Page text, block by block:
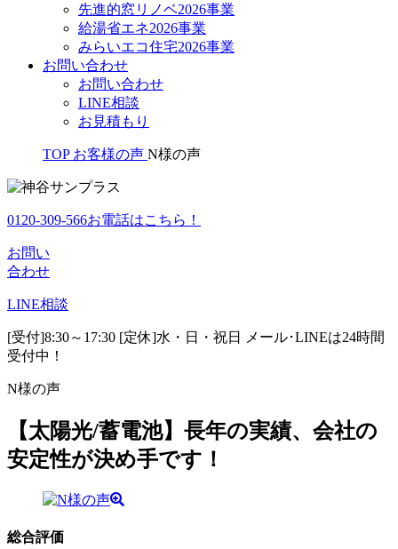
先進的窓リノベ2026事業
給湯省エネ2026事業
みらいエコ住宅2026事業
お問い合わせ
お問い合わせ
LINE相談
お見積もり
TOP お客様の声 N様の声
0120-309-566お電話はこちら！
お問い
合わせ
LINE相談
[受付]8:30～17:30 [定休]水・日・祝日
メール･LINEは24時間
受付中！
N様の声
【太陽光/蓄電池】長年の実績、会社の
安定性が決め手です！
総合評価